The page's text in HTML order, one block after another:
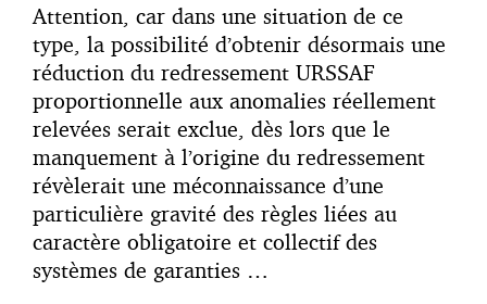
Attention, car dans une situation de ce
type, la possibilité d’obtenir désormais une
réduction du redressement URSSAF
proportionnelle aux anomalies réellement
relevées serait exclue, dès lors que le
manquement à l’origine du redressement
révèlerait une méconnaissance d’une
particulière gravité des règles liées au
caractère obligatoire et collectif des
systèmes de garanties …